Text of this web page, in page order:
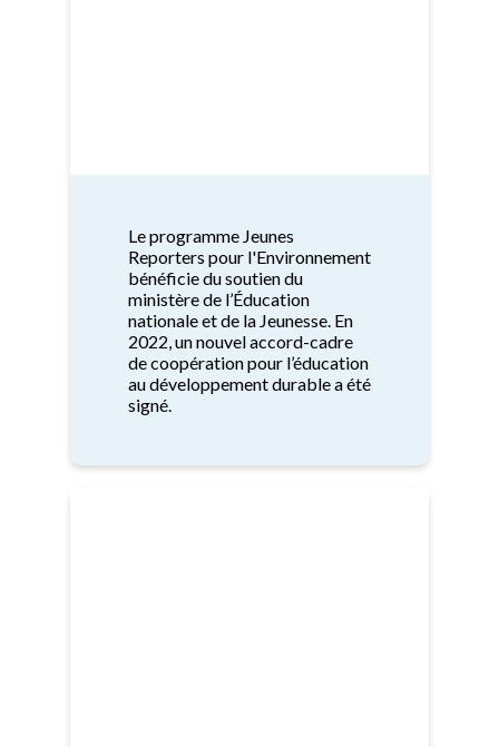
Le programme Jeunes
Reporters pour l'Environnement
bénéficie du soutien du
ministère de l’Éducation
nationale et de la Jeunesse. En
2022, un nouvel accord-cadre
de coopération pour l’éducation
au développement durable a été
signé.